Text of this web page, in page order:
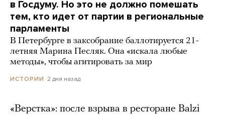
в Госдуму. Но это не должно помешать
тем, кто идет от партии в региональные
парламенты
В Петербурге в заксобрание баллотируется 21-
летняя Марина Песляк. Она «искала любые
методы», чтобы агитировать за мир
ИСТОРИИ 2 дня назад
«Верстка»: после взрыва в ресторане Balzi